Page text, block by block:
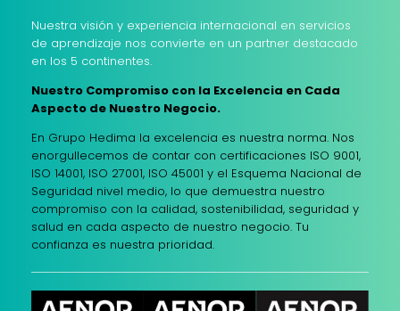
Nuestra visión y experiencia internacional en servicios
de aprendizaje nos convierte en un partner destacado
en los 5 continentes.
Nuestro Compromiso con la Excelencia en Cada
Aspecto de Nuestro Negocio.
En Grupo Hedima la excelencia es nuestra norma. Nos
enorgullecemos de contar con certificaciones ISO 9001,
ISO 14001, ISO 27001, ISO 45001 y el Esquema Nacional de
Seguridad nivel medio, lo que demuestra nuestro
compromiso con la calidad, sostenibilidad, seguridad y
salud en cada aspecto de nuestro negocio. Tu
confianza es nuestra prioridad.